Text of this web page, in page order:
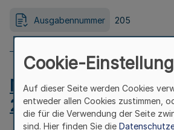
Ausgabennummer 205
MB.NRW 2026 Nr.
24.07.2026
Cookie-
Auf dieser Seite werden Cookies
entweder allen Cookies zustimmen,
die für die Verwendung der Seite
sind. Hier finden Sie die